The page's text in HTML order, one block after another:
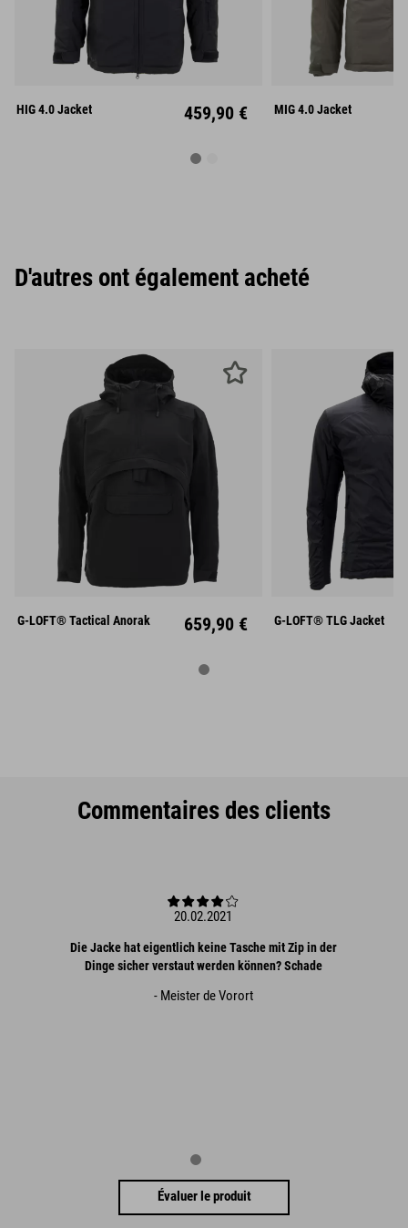
L
XL
HIG 4.0 Jacket 459,90 € XL
MIG 4.0 Jacket
D'autres ont également acheté
L
XL XXL
G-LOFT® Tactical Anorak 659,90 € XL
G-LOFT® TLG Jacket
Commentaires des clients
20.02.2021
Die Jacke hat eigentlich keine Tasche mit Zip in der
Dinge sicher verstaut werden können? Schade
- Meister de Vorort
Évaluer le produit